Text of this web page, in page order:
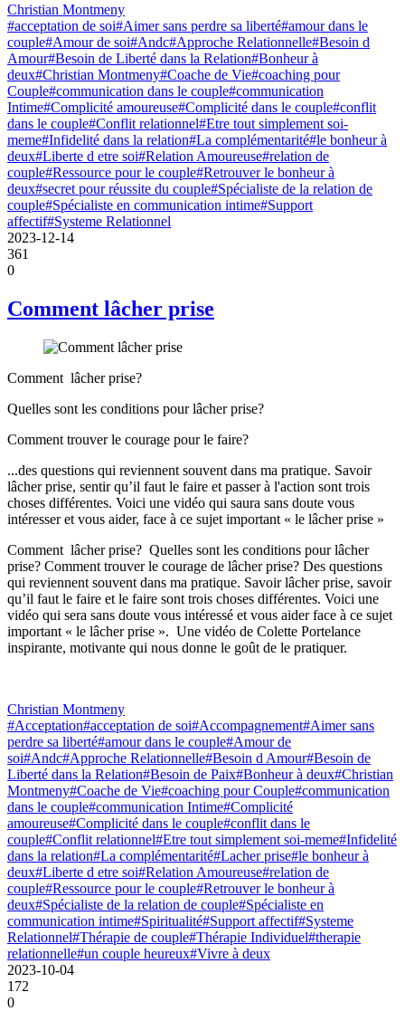
Christian Montmeny
#acceptation de soi#Aimer sans perdre sa liberté#amour dans le
couple#Amour de soi#Andc#Approche Relationnelle#Besoin d
Amour#Besoin de Liberté dans la Relation#Bonheur à
deux#Christian Montmeny#Coache de Vie#coaching pour
Couple#communication dans le couple#communication
Intime#Complicité amoureuse#Complicité dans le couple#conflit
dans le couple#Conflit relationnel#Etre tout simplement soi-
meme#Infidelité dans la relation#La complémentarité#le bonheur à
deux#Liberte d etre soi#Relation Amoureuse#relation de
couple#Ressource pour le couple#Retrouver le bonheur à
deux#secret pour réussite du couple#Spécialiste de la relation de
couple#Spécialiste en communication intime#Support
affectif#Systeme Relationnel
2023-12-14
361
0
Comment lâcher prise
Comment lâcher prise?
Quelles sont les conditions pour lâcher prise?
Comment trouver le courage pour le faire?
...des questions qui reviennent souvent dans ma pratique. Savoir
lâcher prise, sentir qu’il faut le faire et passer à l'action sont trois
choses différentes. Voici une vidéo qui saura sans doute vous
intéresser et vous aider, face à ce sujet important « le lâcher prise »
Comment lâcher prise? Quelles sont les conditions pour lâcher
prise? Comment trouver le courage de lâcher prise? Des questions
qui reviennent souvent dans ma pratique. Savoir lâcher prise, savoir
qu’il faut le faire et le faire sont trois choses différentes. Voici une
vidéo qui sera sans doute vous intéressé et vous aider face à ce sujet
important « le lâcher prise ». Une vidéo de Colette Portelance
inspirante, motivante qui nous donne le goût de le pratiquer.
Christian Montmeny
#Acceptation#acceptation de soi#Accompagnement#Aimer sans
perdre sa liberté#amour dans le couple#Amour de
soi#Andc#Approche Relationnelle#Besoin d Amour#Besoin de
Liberté dans la Relation#Besoin de Paix#Bonheur à deux#Christian
Montmeny#Coache de Vie#coaching pour Couple#communication
dans le couple#communication Intime#Complicité
amoureuse#Complicité dans le couple#conflit dans le
couple#Conflit relationnel#Etre tout simplement soi-meme#Infidelité
dans la relation#La complémentarité#Lacher prise#le bonheur à
deux#Liberte d etre soi#Relation Amoureuse#relation de
couple#Ressource pour le couple#Retrouver le bonheur à
deux#Spécialiste de la relation de couple#Spécialiste en
communication intime#Spiritualité#Support affectif#Systeme
Relationnel#Thérapie de couple#Thérapie Individuel#therapie
relationnelle#un couple heureux#Vivre à deux
2023-10-04
172
0